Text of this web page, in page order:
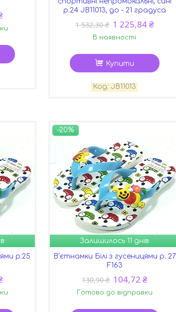
р.24 JB11013, до - 21 градуса
1 532,30 ₴ 1 225,84 ₴
В наявності
Купити
JB11013
р.25
–20%
Залишилось 11 днів
В'єтнамки Білі з гусеницями р. 27
F163
130,90 ₴ 104,72 ₴
Готово до відправки